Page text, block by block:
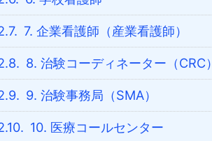
7. 企業看護師（産業看護師）
8. 治験コーディネーター（CRC
9. 治験事務局（SMA）
10. 医療コールセンター